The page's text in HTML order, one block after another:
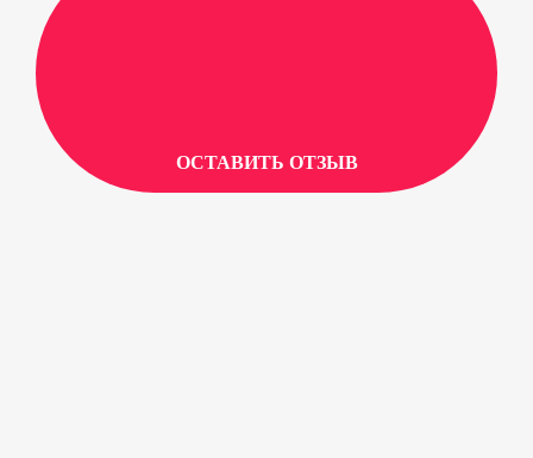
ОСТАВИТЬ ОТЗЫВ